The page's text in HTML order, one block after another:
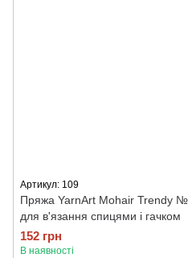
Артикул: 109
Пряжа YarnArt Mohair Trendy
для в'язання спицями і гачком
152 грн
В наявності